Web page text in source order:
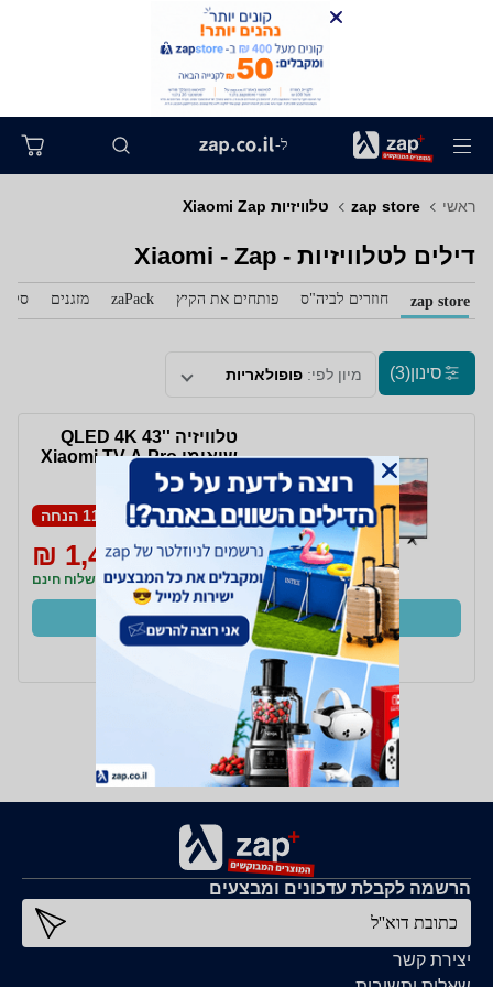
ל-
ראשי zap store טלוויזיות Xiaomi Zap
דילים לטלוויזיות - Xiaomi - Zap
zap store חוזרים לביה"ס פותחים את הקיץ zaPack מזגנים
סינון(3) מיון לפי: פופולאריות
טלוויזיה ''43 QLED 4K
שיאומי Xiaomi TV A Pro
43'' דגם 81118
11% הנחה
1,699 ₪
1,499 ₪
משלוח חינם
קנו עכשיו
ב- Zap
יצירת קשר
הרשמה לקבלת עדכונים ומבצעים
כתובת דוא''ל